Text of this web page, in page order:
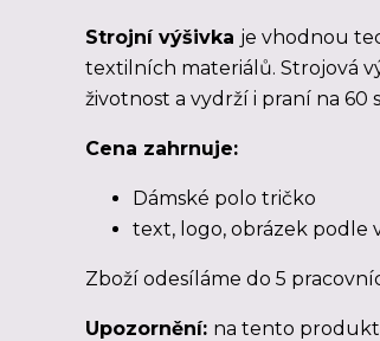
Strojní výšivka je vhodnou
textilních materiálů. Strojová
životnost a vydrží i praní na 60
Cena zahrnuje:
Dámské polo tričko
text, logo, obrázek podle
Zboží odesíláme do 5
Upozornění: na tento produkt